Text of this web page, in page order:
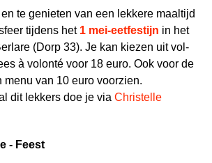
te genieten van een lekkere maaltijd
tijdens het 1 mei-eetfestijn in het
(Dorp 33). Je kan kiezen uit vol-
à volonté voor 18 euro. Ook voor de
menu van 10 euro voorzien.
dit lekkers doe je via Christelle
- Feest